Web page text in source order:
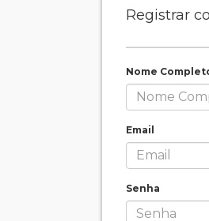
Registrar
Nome
Email
Senha